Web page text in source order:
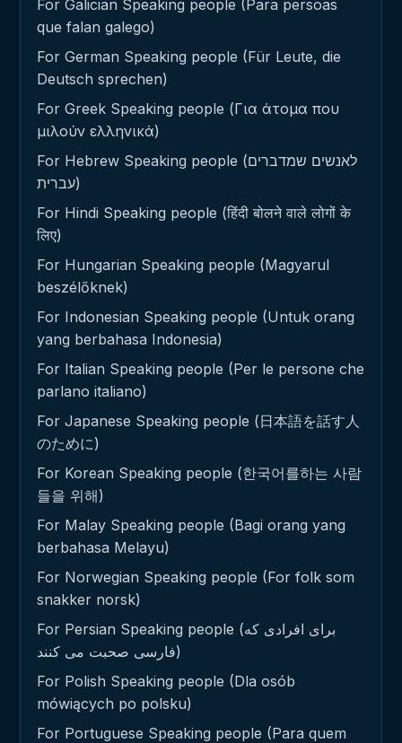
For Galician Speaking people (Para persoas
que falan galego)
For German Speaking people (Für Leute, die
Deutsch sprechen)
For Greek Speaking people (Για άτομα που
μιλούν ελληνικά)
For Hebrew Speaking people (לאנשים שמדברים
עברית)
For Hindi Speaking people (हिंदी बोलने वाले लोगों के
लिए)
For Hungarian Speaking people (Magyarul
beszélőknek)
For Indonesian Speaking people (Untuk orang
yang berbahasa Indonesia)
For Italian Speaking people (Per le persone che
parlano italiano)
For Japanese Speaking people (日本語を話す人
のために)
For Korean Speaking people (한국어를하는 사람
들을 위해)
For Malay Speaking people (Bagi orang yang
berbahasa Melayu)
For Norwegian Speaking people (For folk som
snakker norsk)
For Persian Speaking people (برای افرادی که
فارسی صحبت می کنند)
For Polish Speaking people (Dla osób
mówiących po polsku)
For Portuguese Speaking people (Para quem